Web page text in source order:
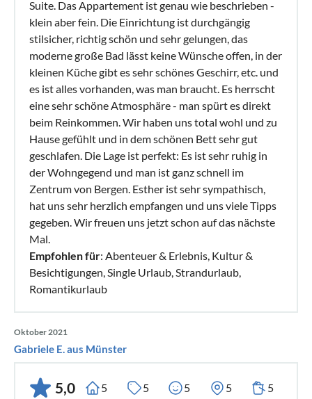
Suite. Das Appartement ist genau wie beschrieben -
klein aber fein. Die Einrichtung ist durchgängig
stilsicher, richtig schön und sehr gelungen, das
moderne große Bad lässt keine Wünsche offen, in der
kleinen Küche gibt es sehr schönes Geschirr, etc. und
es ist alles vorhanden, was man braucht. Es herrscht
eine sehr schöne Atmosphäre - man spürt es direkt
beim Reinkommen. Wir haben uns total wohl und zu
Hause gefühlt und in dem schönen Bett sehr gut
geschlafen. Die Lage ist perfekt: Es ist sehr ruhig in
der Wohngegend und man ist ganz schnell im
Zentrum von Bergen. Esther ist sehr sympathisch,
hat uns sehr herzlich empfangen und uns viele Tipps
gegeben. Wir freuen uns jetzt schon auf das nächste
Mal.
Empfohlen für: Abenteuer & Erlebnis, Kultur &
Besichtigungen, Single Urlaub, Strandurlaub,
Romantikurlaub
Oktober 2021
Gabriele E. aus Münster
5,0 5 5 5 5 5